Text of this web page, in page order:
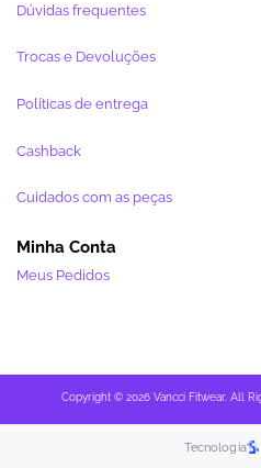
Dúvidas frequentes
Trocas e Devoluções
Políticas de entrega
Cashback
Cuidados com as peças
Minha Conta
Meus Pedidos
Copyright © 2026 Vancci Fitwear. All
Tecnologia